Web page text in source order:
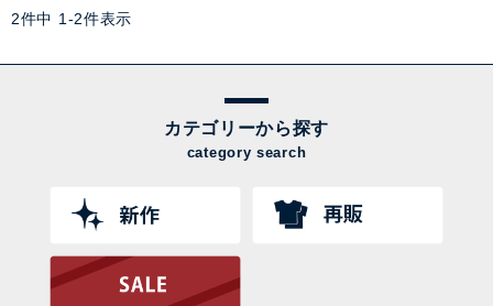
2件中 1 -2件表示
カテゴリーから探す
category search